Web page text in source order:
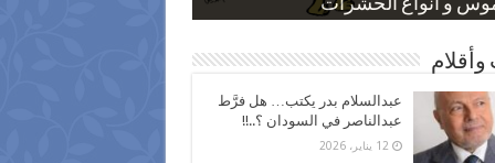
و أنواع الحشرات
بعد ارتفاع الأسعار
نسبة الطلاق في مصر
كاركاتيرية
كاركاتيرية
وأقلام
عبدالسلام بدر يكتب… هل فرَّط
عبدالناصر في السودان ؟..!!
12 يناير، 2026